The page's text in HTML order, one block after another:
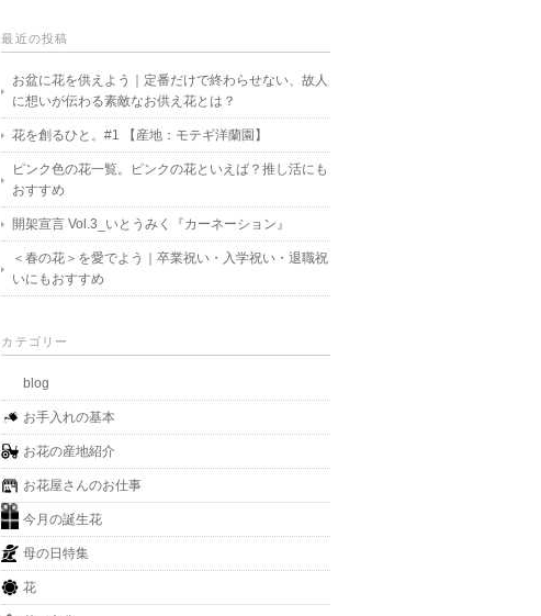
最近の投稿
お盆に花を供えよう｜定番だけで終わらせない、故人
に想いが伝わる素敵なお供え花とは？
花を創るひと。#1 【産地：モテギ洋蘭園】
ピンク色の花一覧。ピンクの花といえば？推し活にも
おすすめ
開架宣言 Vol.3_いとうみく『カーネーション』
＜春の花＞を愛でよう｜卒業祝い・入学祝い・退職祝
いにもおすすめ
カテゴリー
blog
お手入れの基本
お花の産地紹介
お花屋さんのお仕事
今月の誕生花
母の日特集
花